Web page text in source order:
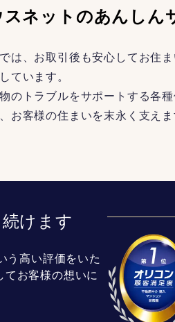
スネットのあんしん
は、お取引後も安心してお住
ています。
のトラブルをサポートする各
お客様の住まいを末永く支えま
けます
う高い評価をいた
お客様の想いに